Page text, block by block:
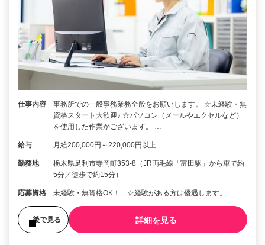
仕事内容
事務所での一般事務業務全般をお願いします。 ☆未経験・無
資格スタート大歓迎♪ ☆パソコン（メールやエクセルなど）
を使用した作業がございます。 …
給与 月給200,000円～220,000円以上
勤務地
栃木県足利市寺岡町353-8（JR両毛線「富田駅」から車で約
5分／徒歩で約15分）
応募資格 未経験・無資格OK！ ☆経験がある方は優遇します。
後で見る 詳細を見る